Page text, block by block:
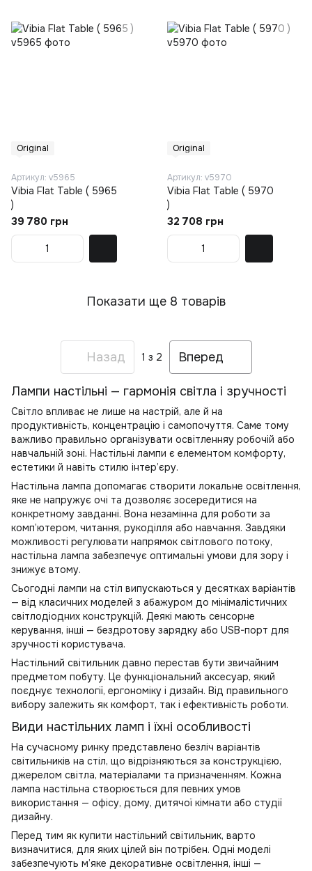
Original
Артикул: v5965
Vibia Flat Table ( 5965
)
39 780 грн
Original
Артикул: v5970
Vibia Flat Table ( 5970
)
32 708 грн
Показати ще 8 товарів
Назад 1 з 2 Вперед
Лампи настільні — гармонія світла і зручності
Світло впливає не лише на настрій, але й на
продуктивність, концентрацію і самопочуття. Саме тому
важливо правильно організувати освітленняу робочій або
навчальній зоні. Настільні лампи є елементом комфорту,
естетики й навіть стилю інтер’єру.
Настільна лампа допомагає створити локальне освітлення,
яке не напружує очі та дозволяє зосередитися на
конкретному завданні. Вона незамінна для роботи за
комп’ютером, читання, рукоділля або навчання. Завдяки
можливості регулювати напрямок світлового потоку,
настільна лампа забезпечує оптимальні умови для зору і
знижує втому.
Сьогодні лампи на стіл випускаються у десятках варіантів
— від класичних моделей з абажуром до мінімалістичних
світлодіодних конструкцій. Деякі мають сенсорне
керування, інші — бездротову зарядку або USB-порт для
зручності користувача.
Настільний світильник давно перестав бути звичайним
предметом побуту. Це функціональний аксесуар, який
поєднує технології, ергономіку і дизайн. Від правильного
вибору залежить як комфорт, так і ефективність роботи.
Види настільних ламп і їхні особливості
На сучасному ринку представлено безліч варіантів
світильників на стіл, що відрізняються за конструкцією,
джерелом світла, матеріалами та призначенням. Кожна
лампа настільна створюється для певних умов
використання — офісу, дому, дитячої кімнати або студії
дизайну.
Перед тим як купити настільний світильник, варто
визначитися, для яких цілей він потрібен. Одні моделі
забезпечують м’яке декоративне освітлення, інші —